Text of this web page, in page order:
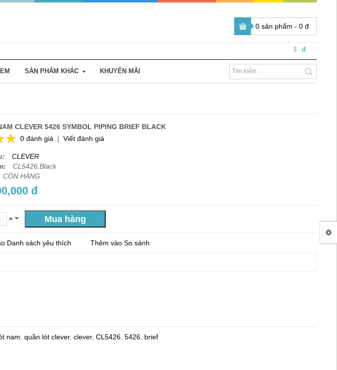
0 sản phẩm - 0 đ
$ đ
SẢN PHẨM KHÁC KHUYẾN MÃI
CLEVER 5426 SYMBOL PIPING BRIEF BLACK
0 đánh giá | Viết đánh giá
CLEVER
CL5426.Black
CÒN HÀNG
đ
Danh sách yêu thích Thêm vào So sánh
nam quần lót clever, clever, CL5426 5426 brief